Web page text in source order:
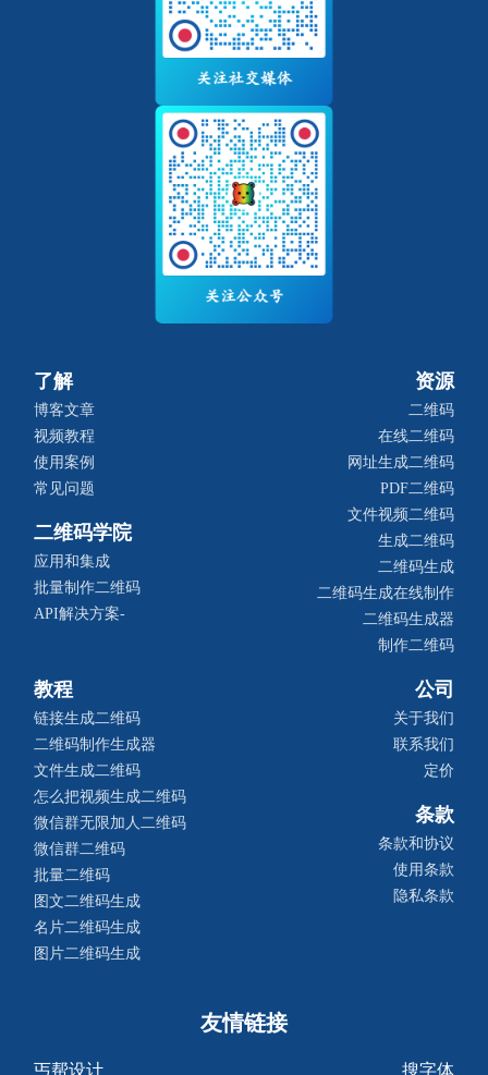
了解
博客文章
视频教程
使用案例
常见问题
二维码学院
应用和集成
批量制作二维码
API解决方案-
资源
二维码
在线二维码
网址生成二维码
PDF二维码
文件视频二维码
生成二维码
二维码生成
二维码生成在线制作
二维码生成器
制作二维码
教程
链接生成二维码
二维码制作生成器
文件生成二维码
怎么把视频生成二维码
微信群无限加人二维码
微信群二维码
批量二维码
图文二维码生成
名片二维码生成
图片二维码生成
公司
关于我们
联系我们
定价
条款
条款和协议
使用条款
隐私条款
友情链接
丐帮设计 搜字体